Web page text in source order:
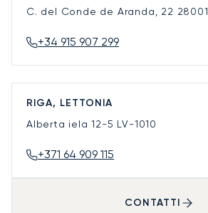
C. del Conde de Aranda, 22 28001
+34 915 907 299
RIGA, LETTONIA
Alberta iela 12-5 LV-1010
+371 64 909 115
CONTATTI